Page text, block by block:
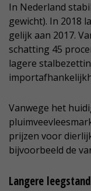
In Nederland
gewicht). In 2018
gelijk aan 2017.
schatting 45
lagere
Vanwege het
prijzen voor
bijvoorbeeld de
Langere leegstand